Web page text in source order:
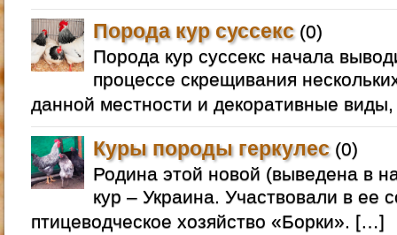
Порода кур суссекс(0)
Порода кур суссекс начала
процессе скрещивания
данной местности и декоративные
Куры породы геркулес(0)
Родина этой новой (выведена в
кур – Украина. Участвовали в ее
птицеводческое хозяйство «Борки». […]